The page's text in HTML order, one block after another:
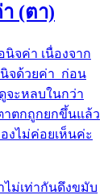
(ตา)
จค่า เนื่องจาก
จด้วยค่า ก่อน
จะหลบในกว่า
าตกถูกยกขึ้นแล้ว
งไม่ค่อยเห็นค่ะ
ไม่เท่ากันดึงขมับ